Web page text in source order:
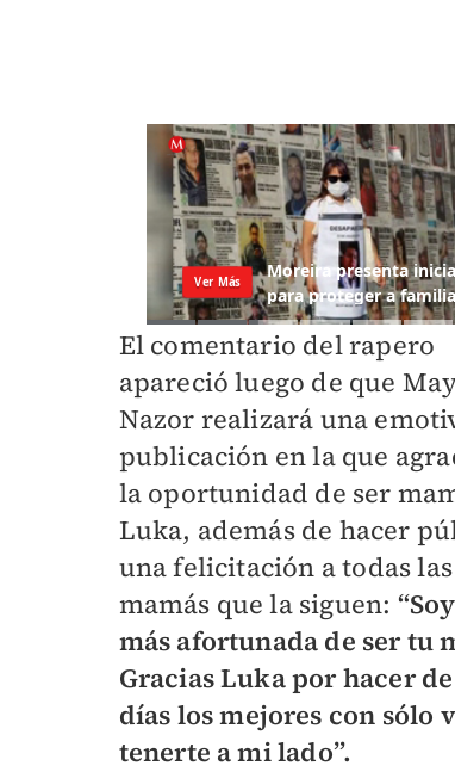
El comentario del rapero
apareció luego de que
Nazor realizará una
publicación en la que
la oportunidad de ser
Luka, además de hacer
una felicitación a todas las
mamás que la siguen:
más afortunada de ser tu
Gracias Luka por hacer
días los mejores con sólo
tenerte a mi lado”.